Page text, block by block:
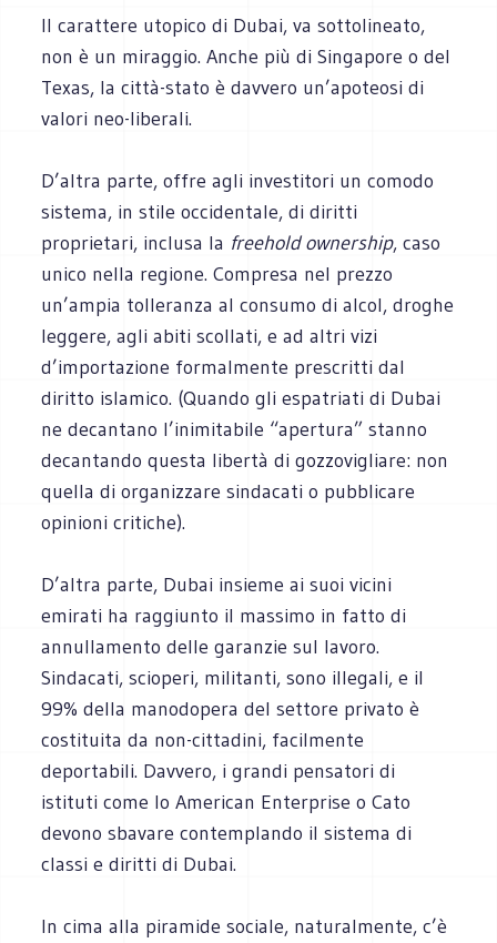
Il carattere utopico di Dubai, va sottolineato,
non è un miraggio. Anche più di Singapore o del
Texas, la città-stato è davvero un’apoteosi di
valori neo-liberali.
D’altra parte, offre agli investitori un comodo
sistema, in stile occidentale, di diritti
proprietari, inclusa la freehold ownership, caso
unico nella regione. Compresa nel prezzo
un’ampia tolleranza al consumo di alcol, droghe
leggere, agli abiti scollati, e ad altri vizi
d’importazione formalmente prescritti dal
diritto islamico. (Quando gli espatriati di Dubai
ne decantano l’inimitabile “apertura” stanno
decantando questa libertà di gozzovigliare: non
quella di organizzare sindacati o pubblicare
opinioni critiche).
D’altra parte, Dubai insieme ai suoi vicini
emirati ha raggiunto il massimo in fatto di
annullamento delle garanzie sul lavoro.
Sindacati, scioperi, militanti, sono illegali, e il
99% della manodopera del settore privato è
costituita da non-cittadini, facilmente
deportabili. Davvero, i grandi pensatori di
istituti come lo American Enterprise o Cato
devono sbavare contemplando il sistema di
classi e diritti di Dubai.
In cima alla piramide sociale, naturalmente, c’è